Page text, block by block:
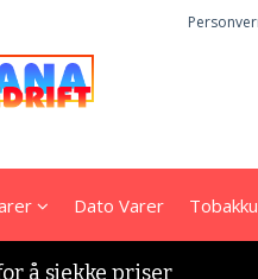
Dato Varer
å sjekke priser